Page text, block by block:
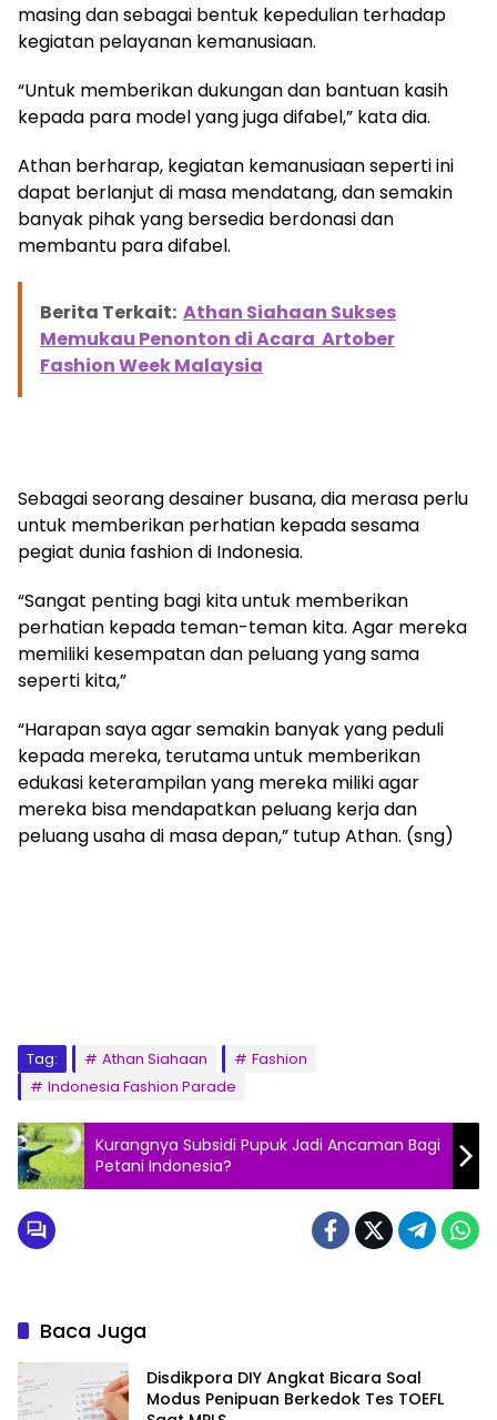
masing dan sebagai bentuk kepedulian terhadap
kegiatan pelayanan kemanusiaan.
“Untuk memberikan dukungan dan bantuan kasih
kepada para model yang juga difabel,” kata dia.
Athan berharap, kegiatan kemanusiaan seperti ini
dapat berlanjut di masa mendatang, dan semakin
banyak pihak yang bersedia berdonasi dan
membantu para difabel.
Berita Terkait: Athan Siahaan Sukses
Memukau Penonton di Acara Artober
Fashion Week Malaysia
Sebagai seorang desainer busana, dia merasa perlu
untuk memberikan perhatian kepada sesama
pegiat dunia fashion di Indonesia.
“Sangat penting bagi kita untuk memberikan
perhatian kepada teman-teman kita. Agar mereka
memiliki kesempatan dan peluang yang sama
seperti kita,”
“Harapan saya agar semakin banyak yang peduli
kepada mereka, terutama untuk memberikan
edukasi keterampilan yang mereka miliki agar
mereka bisa mendapatkan peluang kerja dan
peluang usaha di masa depan,” tutup Athan. (sng)
Tag: Athan Siahaan
Fashion
Indonesia Fashion Parade
Kurangnya Subsidi Pupuk Jadi Ancaman Bagi
Petani Indonesia?
Baca Juga
Disdikpora DIY Angkat Bicara Soal
Modus Penipuan Berkedok Tes TOEFL